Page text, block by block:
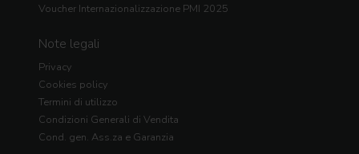
Voucher Internazionalizzazione PMI 2025
Note legali
Privacy
Cookies policy
Termini di utilizzo
Condizioni Generali di Vendita
Cond. gen. Ass.za e Garanzia